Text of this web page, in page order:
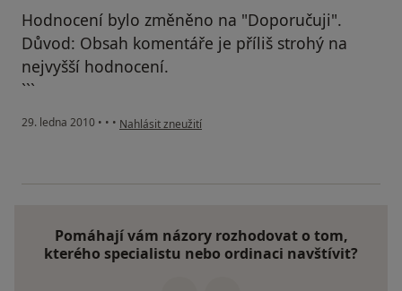
Hodnocení bylo změněno na "Doporučuji".
Důvod: Obsah komentáře je příliš strohý na
nejvyšší hodnocení.
```
29. ledna 2010 • • • podle názoru uživatele Pacient
Nahlásit zneužití
Pomáhají vám názory rozhodovat o tom,
kterého specialistu nebo ordinaci navštívit?